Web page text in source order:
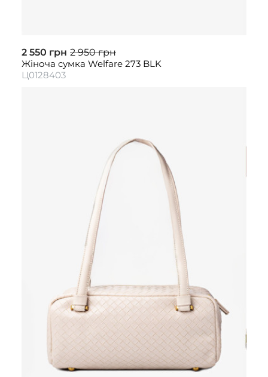
2 550 грн 2 950 грн
Жіноча сумка Welfare 273 BLK
Ц0128403